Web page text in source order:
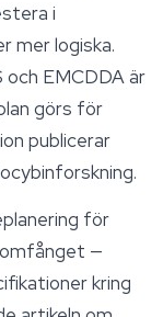
i
mer logiska.
EMCDDA är
görs för
publicerar
för
—
kring